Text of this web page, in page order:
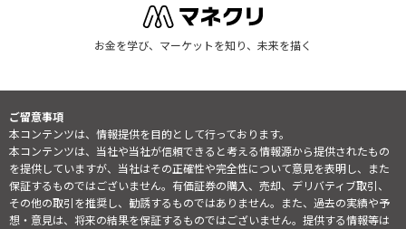
お金を学び、マーケットを知り、未来を描く
ご留意事項
本コンテンツは、情報提供を目的として行っております。
本コンテンツは、当社や当社が信頼できると考える情報源から提供されたもの
を提供していますが、当社はその正確性や完全性について意見を表明し、また
保証するものではございません。有価証券の購入、売却、デリバティブ取引、
その他の取引を推奨し、勧誘するものではありません。また、過去の実績や予
想・意見は、将来の結果を保証するものではございません。提供する情報等は